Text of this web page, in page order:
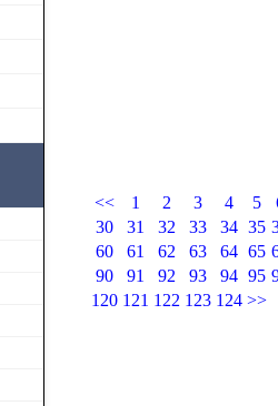
<< 1 2 3 4 5
30
31 32 33 34 35
60
61 62 63 64 65
90
91 92 93 94 95
120 121 122 123 124 >>